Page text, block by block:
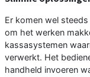
Er komen wel
om het werken
kassasystemen
verwerkt. Het
handheld invoeren